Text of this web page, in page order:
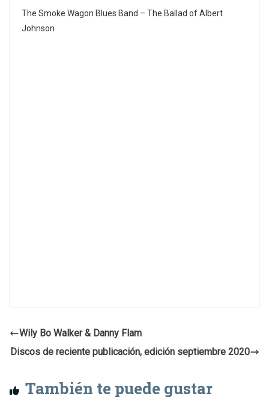
The Smoke Wagon Blues Band – The Ballad of Albert
Johnson
Wily Bo Walker & Danny Flam
Discos de reciente publicación, edición septiembre 2020
También te puede gustar